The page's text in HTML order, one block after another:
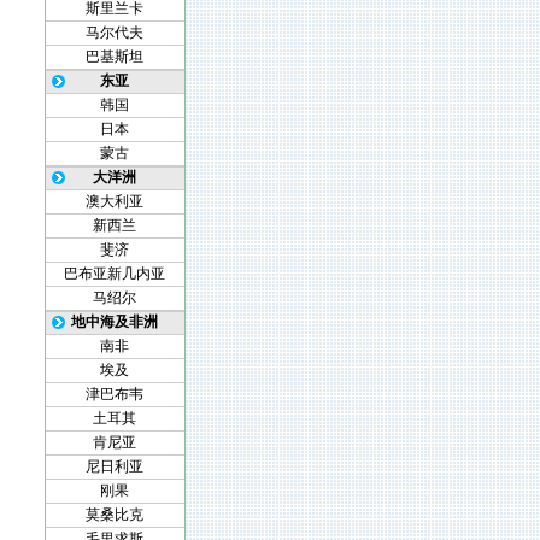
斯里兰卡
马尔代夫
巴基斯坦
东亚
韩国
日本
蒙古
大洋洲
澳大利亚
新西兰
斐济
巴布亚新几内亚
马绍尔
地中海及非洲
南非
埃及
津巴布韦
土耳其
肯尼亚
尼日利亚
刚果
莫桑比克